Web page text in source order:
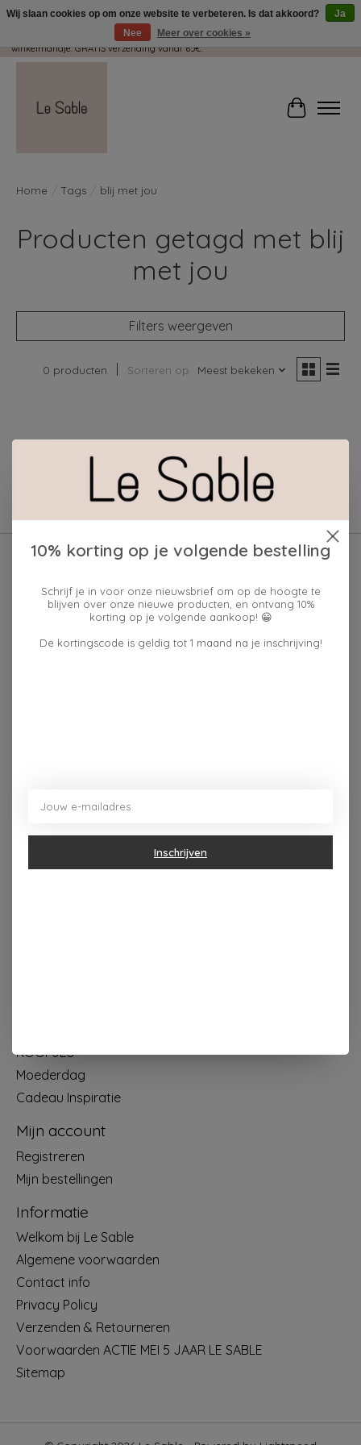
Wij pakken met plezier jouw kadootjes GRATIS in! Duid dit zeker aan in je
winkelmandje. GRATIS verzending vanaf 65€.
Home Tags blij met jou
Producten getagd met blij
met jou
Filters weergeven
0 producten Sorteren op Meest bekeken
Geen producten gevonden!
zaterdag 10u - 17u ---zondag maandag gesloten
Categorieën
KOOPJES
Moederdag
Cadeau Inspiratie
Mijn account
Registreren
Mijn bestellingen
Informatie
Welkom bij Le Sable
Algemene voorwaarden
Contact info
Privacy Policy
Verzenden & Retourneren
Voorwaarden ACTIE MEI 5 JAAR LE SABLE
Sitemap
Wij slaan cookies op om onze website te verbeteren. Is dat akkoord?
Ja
Nee
Meer over cookies »
10% korting op je volgende bestelling
Schrijf je in voor onze nieuwsbrief om op de hoogte te
blijven over onze nieuwe producten, en ontvang 10%
korting op je volgende aankoop! 😀
De kortingscode is geldig tot 1 maand na je inschrijving!
Inschrijven